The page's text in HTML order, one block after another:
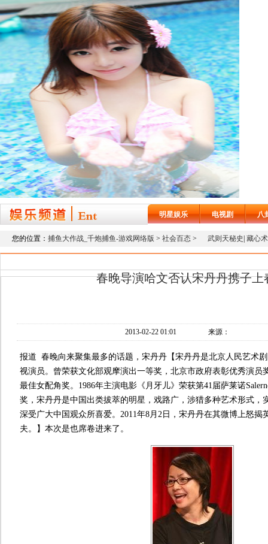
明星娱乐 电视剧 八
您的位置： 捕鱼大作战_千炮捕鱼-游戏网络版 > 社会百态 > 武则天秘史 藏心术
春晚导演哈文否认宋丹丹携子上
2013-02-22 01:01 来源：
报道 春晚向来聚集最多的话题，宋丹丹【宋丹丹是北京人民艺术
视演员。曾荣获文化部观摩演出一等奖，北京市政府表彰优秀演员
最佳女配角奖。1986年主演电影《月牙儿》荣获第41届萨莱诺
奖，宋丹丹是中国出类拔萃的明星，戏路广，涉猎多种艺术形式，
深受广大中国观众所喜爱。2011年8月2日，宋丹丹在其微博上怒揭
夫。】本次是也席卷进来了。